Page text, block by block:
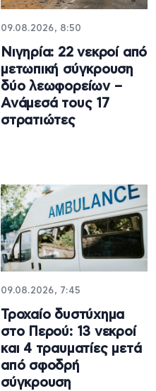
09.08.2026, 8:50
Νιγηρία: 22 νεκροί από
μετωπική σύγκρουση
δύο λεωφορείων –
Ανάμεσά τους 17
στρατιώτες
09.08.2026, 7:45
Τροχαίο δυστύχημα
στο Περού: 13 νεκροί
και 4 τραυματίες μετά
από σφοδρή
σύγκρουση